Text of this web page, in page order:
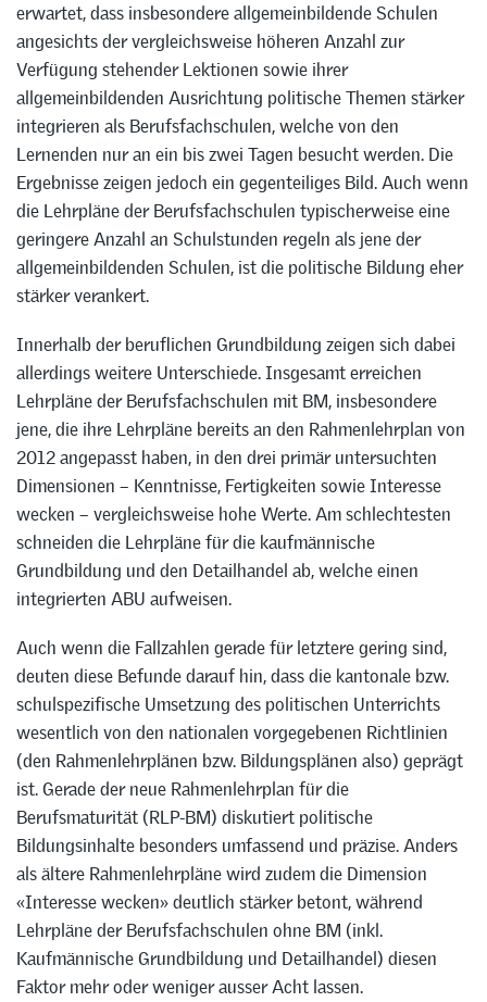
erwartet, dass insbesondere allgemeinbildende Schulen
angesichts der vergleichsweise höheren Anzahl zur
Verfügung stehender Lektionen sowie ihrer
allgemeinbildenden Ausrichtung politische Themen stärker
integrieren als Berufsfachschulen, welche von den
Lernenden nur an ein bis zwei Tagen besucht werden. Die
Ergebnisse zeigen jedoch ein gegenteiliges Bild. Auch wenn
die Lehrpläne der Berufsfachschulen typischerweise eine
geringere Anzahl an Schulstunden regeln als jene der
allgemeinbildenden Schulen, ist die politische Bildung eher
stärker verankert.
Innerhalb der beruflichen Grundbildung zeigen sich dabei
allerdings weitere Unterschiede. Insgesamt erreichen
Lehrpläne der Berufsfachschulen mit BM, insbesondere
jene, die ihre Lehrpläne bereits an den Rahmenlehrplan von
2012 angepasst haben, in den drei primär untersuchten
Dimensionen – Kenntnisse, Fertigkeiten sowie Interesse
wecken – vergleichsweise hohe Werte. Am schlechtesten
schneiden die Lehrpläne für die kaufmännische
Grundbildung und den Detailhandel ab, welche einen
integrierten ABU aufweisen.
Auch wenn die Fallzahlen gerade für letztere gering sind,
deuten diese Befunde darauf hin, dass die kantonale bzw.
schulspezifische Umsetzung des politischen Unterrichts
wesentlich von den nationalen vorgegebenen Richtlinien
(den Rahmenlehrplänen bzw. Bildungsplänen also) geprägt
ist. Gerade der neue Rahmenlehrplan für die
Berufsmaturität (RLP-BM) diskutiert politische
Bildungsinhalte besonders umfassend und präzise. Anders
als ältere Rahmenlehrpläne wird zudem die Dimension
«Interesse wecken» deutlich stärker betont, während
Lehrpläne der Berufsfachschulen ohne BM (inkl.
Kaufmännische Grundbildung und Detailhandel) diesen
Faktor mehr oder weniger ausser Acht lassen.